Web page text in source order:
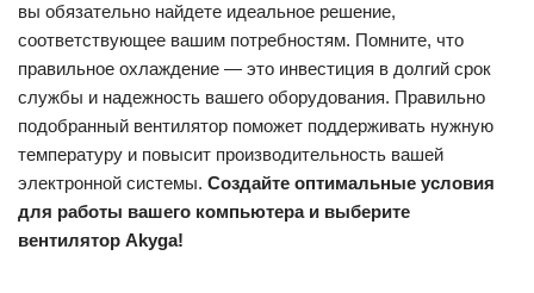
вы обязательно найдете идеальное решение,
соответствующее вашим потребностям. Помните, что
правильное охлаждение — это инвестиция в долгий срок
службы и надежность вашего оборудования. Правильно
подобранный вентилятор поможет поддерживать нужную
температуру и повысит производительность вашей
электронной системы. Создайте оптимальные условия
для работы вашего компьютера и выберите
вентилятор Akyga!